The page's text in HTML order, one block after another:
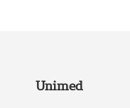
Unimed